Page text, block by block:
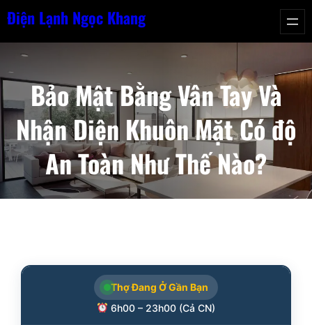
Chuyển
nội
Điện Lạnh Ngọc Khang
Bảo Mật Bằng Vân Tay Và
Nhận Diện Khuôn Mặt Có độ
An Toàn Như Thế Nào?
Thợ Đang Ở Gần Bạn
6h00 – 23h00 (Cả CN)